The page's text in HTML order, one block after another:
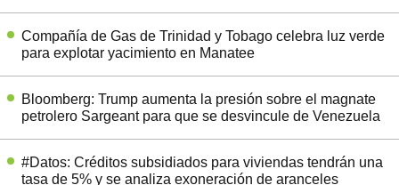
Compañía de Gas de Trinidad y Tobago celebra luz verde
para explotar yacimiento en Manatee
Bloomberg: Trump aumenta la presión sobre el magnate
petrolero Sargeant para que se desvincule de Venezuela
#Datos: Créditos subsidiados para viviendas tendrán una
tasa de 5% y se analiza exoneración de aranceles